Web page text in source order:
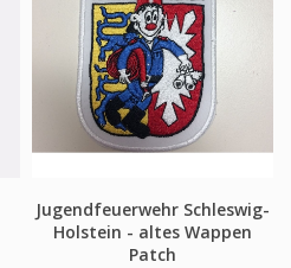
Jugendfeuerwehr Schleswig-
Holstein - altes Wappen
Patch